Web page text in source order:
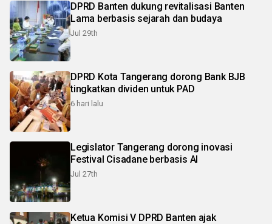
DPRD Banten dukung revitalisasi Banten
Lama berbasis sejarah dan budaya
Jul 29th
DPRD Kota Tangerang dorong Bank BJB
tingkatkan dividen untuk PAD
6 hari lalu
Legislator Tangerang dorong inovasi
Festival Cisadane berbasis AI
Jul 27th
Ketua Komisi V DPRD Banten ajak